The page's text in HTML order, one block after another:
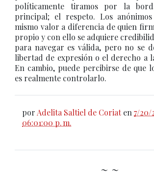
políticamente tiramos por la
principal; el respeto. Los
mismo valor a diferencia de quien
propio y con ello se adquiere
para navegar es válida, pero no se
libertad de expresión o el derecho a
En cambio, puede percibirse de que
es realmente controlarlo.
por Adelita Saltiel de Coriat en 7/20/
06:01:00 p. m.
~ ~